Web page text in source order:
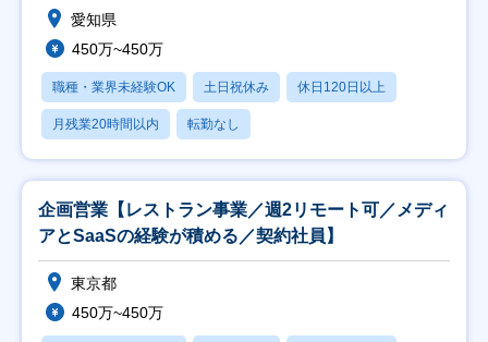
愛知県
450万~450万
職種・業界未経験OK 土日祝休み 休日120日以上
月残業20時間以内 転勤なし
企画営業【レストラン事業／週2リモート可／メディ
アとSaaSの経験が積める／契約社員】
東京都
450万~450万